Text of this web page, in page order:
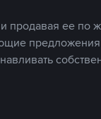
и продавая ее по